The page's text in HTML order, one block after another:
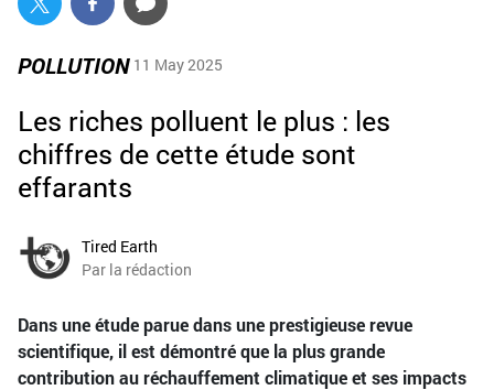
POLLUTION 11 May 2025
Les riches polluent le plus : les
chiffres de cette étude sont
effarants
Tired Earth
Par la rédaction
Dans une étude parue dans une prestigieuse revue
scientifique, il est démontré que la plus grande
contribution au réchauffement climatique et ses impacts